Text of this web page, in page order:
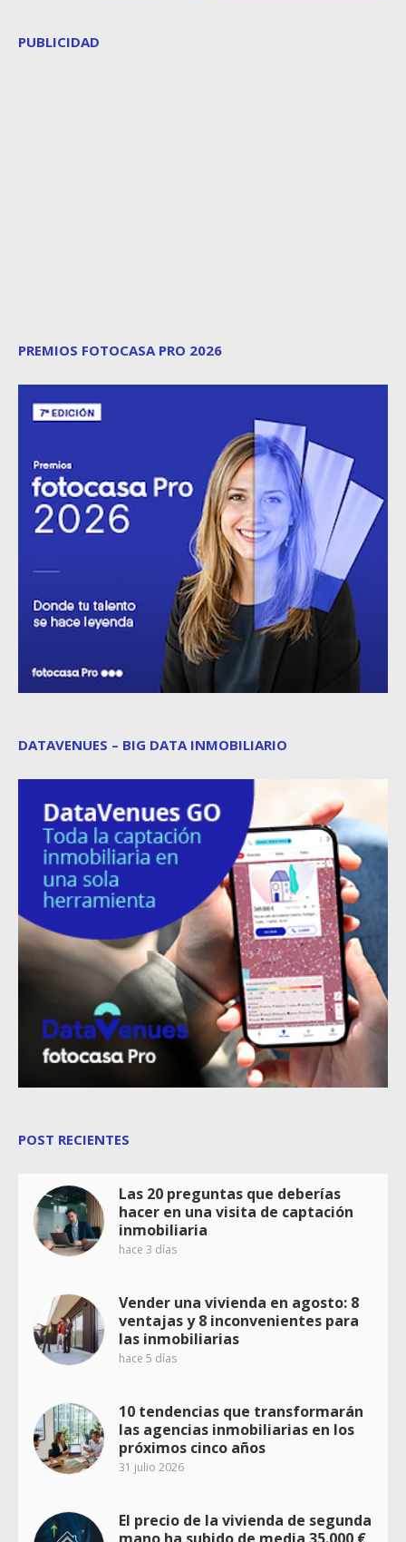
PUBLICIDAD
PREMIOS FOTOCASA PRO 2026
DATAVENUES – BIG DATA INMOBILIARIO
POST RECIENTES
Las 20 preguntas que deberías
hacer en una visita de captación
inmobiliaria
hace 3 días
Vender una vivienda en agosto: 8
ventajas y 8 inconvenientes para
las inmobiliarias
hace 5 días
10 tendencias que transformarán
las agencias inmobiliarias en los
próximos cinco años
31 julio 2026
El precio de la vivienda de segunda